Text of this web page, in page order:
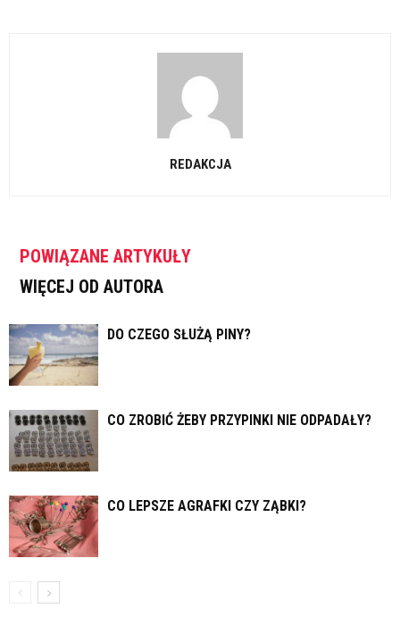
REDAKCJA
POWIĄZANE ARTYKUŁY
WIĘCEJ OD AUTORA
DO CZEGO SŁUŻĄ PINY?
CO ZROBIĆ ŻEBY PRZYPINKI NIE ODPADAŁY?
CO LEPSZE AGRAFKI CZY ZĄBKI?